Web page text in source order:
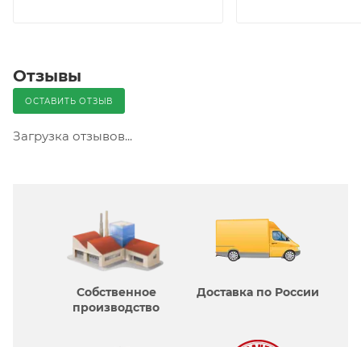
Отзывы
ОСТАВИТЬ ОТЗЫВ
Загрузка отзывов...
Собственное
производcтво
Доставка по России